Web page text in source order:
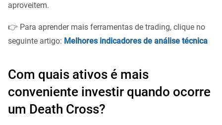
aproveitem.
👉 Para aprender mais ferramentas de trading, clique no
seguinte artigo: Melhores indicadores de análise técnica
Com quais ativos é mais
conveniente investir quando ocorre
um Death Cross?